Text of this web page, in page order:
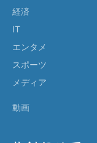
経済
IT
エンタメ
スポーツ
メディア
動画